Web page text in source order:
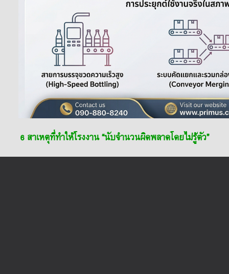
6 สาเหตุที่ทำให้โรงงาน “นับจำนวนผิดพลาดโดยไม่รู้ตัว”